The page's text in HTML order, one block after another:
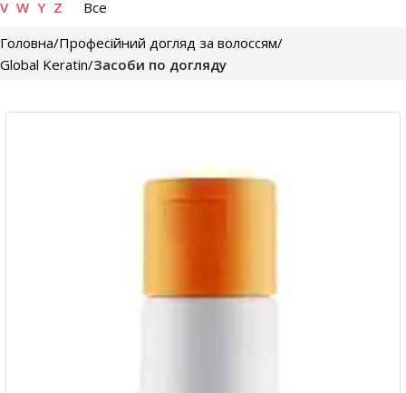
V W Y Z
Все
Головна Професійний догляд за волоссям
Global Keratin Засоби по догляду